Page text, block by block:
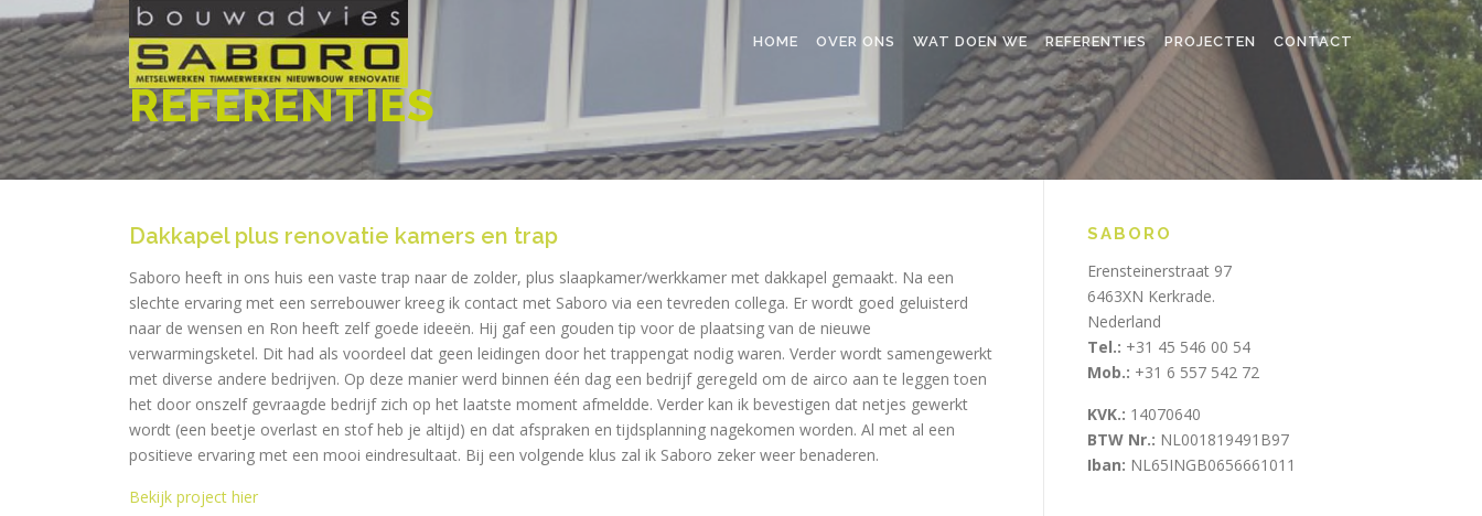
Ga
naar
de
inhoud
HOME OVER ONS WAT DOEN WE REFERENTIES PROJECTEN CONTACT
REFERENTIES
Dakkapel plus renovatie kamers en trap
Saboro heeft in ons huis een vaste trap naar de zolder, plus slaapkamer/werkkamer met dakkapel gemaakt. Na een
slechte ervaring met een serrebouwer kreeg ik contact met Saboro via een tevreden collega. Er wordt goed geluisterd
naar de wensen en Ron heeft zelf goede ideeën. Hij gaf een gouden tip voor de plaatsing van de nieuwe
verwarmingsketel. Dit had als voordeel dat geen leidingen door het trappengat nodig waren. Verder wordt samengewerkt
met diverse andere bedrijven. Op deze manier werd binnen één dag een bedrijf geregeld om de airco aan te leggen toen
het door onszelf gevraagde bedrijf zich op het laatste moment afmeldde. Verder kan ik bevestigen dat netjes gewerkt
wordt (een beetje overlast en stof heb je altijd) en dat afspraken en tijdsplanning nagekomen worden. Al met al een
positieve ervaring met een mooi eindresultaat. Bij een volgende klus zal ik Saboro zeker weer benaderen.
Bekijk project hier
SABORO
Erensteinerstraat 97
6463XN Kerkrade.
Nederland
Tel.: +31 45 546 00 54
Mob.: +31 6 557 542 72
KVK.: 14070640
BTW Nr.: NL001819491B97
Iban: NL65INGB0656661011